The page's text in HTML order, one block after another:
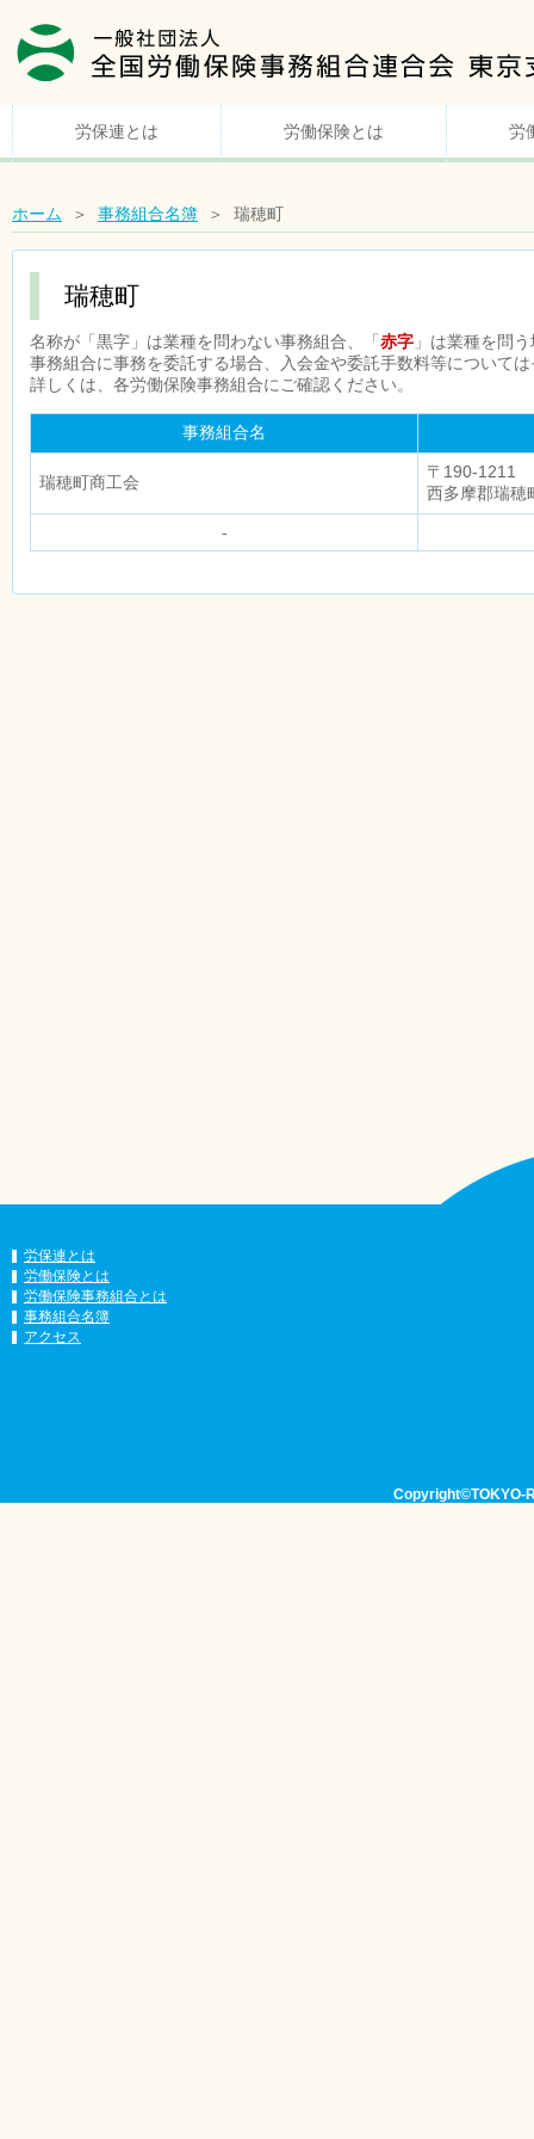
労保連とは 労働保険とは 労
ホーム ＞ 事務組合名簿 ＞ 瑞穂町
瑞穂町
名称が「黒字」は業種を問わない事務組合、「 赤字 」は業種を問
事務組合に事務を委託する場合、入会金や委託手数料等について
詳しくは、各労働保険事務組合にご確認ください。
事務組合名
瑞穂町商工会
〒190-1211
西多摩郡瑞穂
-
労保連とは
労働保険とは
労働保険事務組合とは
事務組合名簿
アクセス
Copyright©TOKYO-